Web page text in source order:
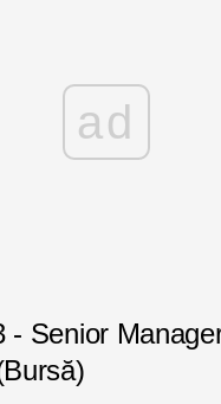
ad
- Senior